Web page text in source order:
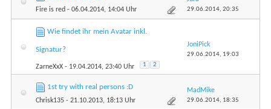
Fire is red - 06.04.2014, 14:04 Uhr 29.06.2014, 20:35
Wie findet ihr mein Avatar inkl.
Signatur?
ZarneXxX - 19.04.2014, 23:40 Uhr 1 2
JoniPick
29.06.2014, 19:03
1st try with real persons :D
Chrisk135 - 21.10.2013, 18:13 Uhr
MadMike
29.06.2014, 18:35